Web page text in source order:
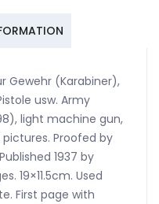
Gewehr (Karabiner),
usw. Army
light machine gun,
Proofed by
1937 by
19×11.5cm. Used
First page with